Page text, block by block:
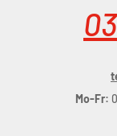
Mo-Fr: